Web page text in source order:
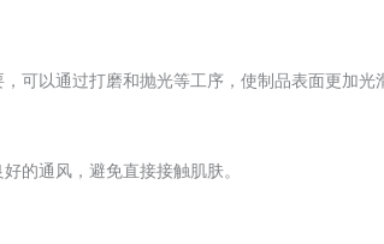
可以通过打磨和抛光等工序，使制品表面更加光
的通风，避免直接接触肌肤。